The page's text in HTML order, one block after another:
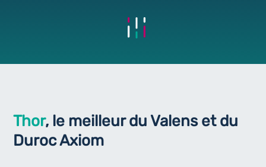
Thor, le meilleur du Valens et du
Duroc Axiom